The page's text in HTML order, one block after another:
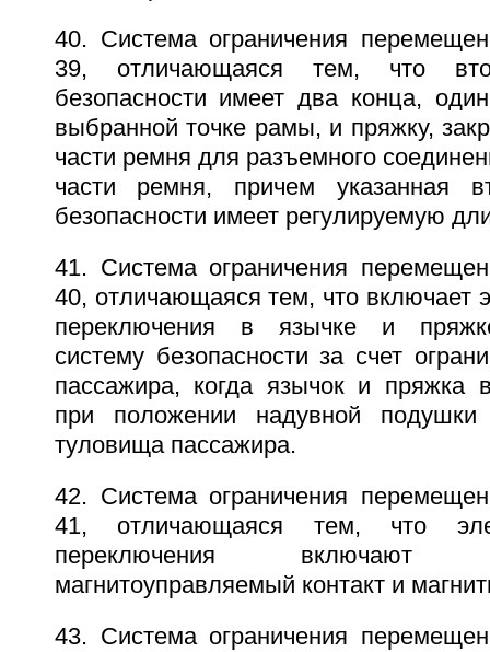
40. Система ограничения
39, отличающаяся тем, что
безопасности имеет два конца,
выбранной точке рамы, и пряжку,
части ремня для разъемного
части ремня, причем указанная
безопасности имеет регулируемую
41. Система ограничения
40, отличающаяся тем, что включает
переключения в язычке и
систему безопасности за счет
пассажира, когда язычок и пряжка
при положении надувной
туловища пассажира.
42. Система ограничения
41, отличающаяся тем, что
переключения включают
магнитоуправляемый контакт и
43. Система ограничения